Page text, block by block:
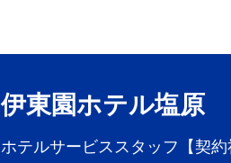
伊東園ホテル塩原
ホテルサービススタッフ【契約